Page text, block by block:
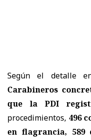
Según el detalle
Carabineros
que la PDI
procedimientos, 496
en flagrancia, 589